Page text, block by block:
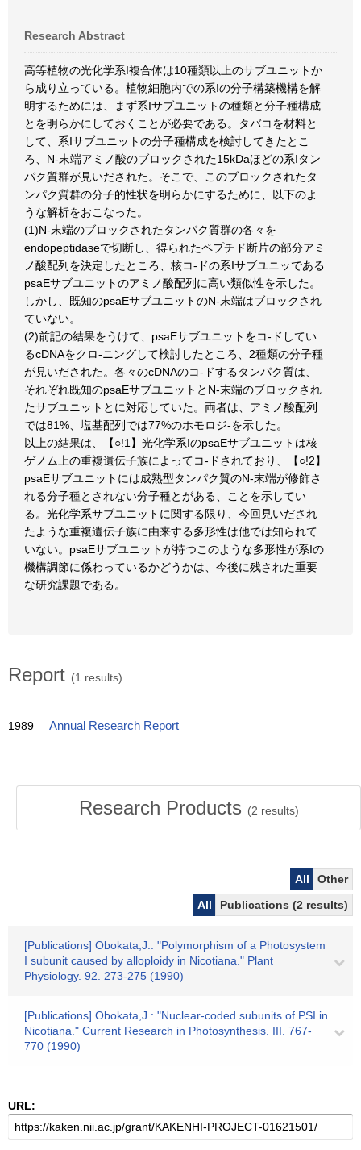
Research Abstract
高等植物の光化学系I複合体は10種類以上のサブユニットか
ら成り立っている。植物細胞内での系Iの分子構築機構を解
明するためには、まず系Iサブユニットの種類と分子種構成
とを明らかにしておくことが必要である。タバコを材料と
して、系Iサブユニットの分子種構成を検討してきたとこ
ろ、N-末端アミノ酸のブロックされた15kDaほどの系Iタン
パク質群が見いだされた。そこで、このブロックされたタ
ンパク質群の分子的性状を明らかにするために、以下のよ
うな解析をおこなった。
(1)N-末端のブロックされたタンパク質群の各々を
endopeptidaseで切断し、得られたペプチド断片の部分アミ
ノ酸配列を決定したところ、核コ-ドの系Iサブユニッである
psaEサブユニットのアミノ酸配列に高い類似性を示した。
しかし、既知のpsaEサブユニットのN-末端はブロックされ
ていない。
(2)前記の結果をうけて、psaEサブユニットをコ-ドしてい
るcDNAをクロ-ニングして検討したところ、2種類の分子種
が見いだされた。各々のcDNAのコ-ドするタンパク質は、
それぞれ既知のpsaEサブユニットとN-末端のブロックされ
たサブユニットとに対応していた。両者は、アミノ酸配列
では81%、塩基配列では77%のホモロジ-を示した。
以上の結果は、【○!1】光化学系IのpsaEサブユニットは核
ゲノム上の重複遺伝子族によってコ-ドされており、【○!2】
psaEサブユニットには成熟型タンパク質のN-末端が修飾さ
れる分子種とされない分子種とがある、ことを示してい
る。光化学系サブユニットに関する限り、今回見いだされ
たような重複遺伝子族に由来する多形性は他では知られて
いない。psaEサブユニットが持つこのような多形性が系Iの
機構調節に係わっているかどうかは、今後に残された重要
な研究課題である。
Report (1 results)
1989 Annual Research Report
Research Products (2 results)
All
Other
All
Publications (2 results)
[Publications] Obokata,J.: "Polymorphism of a Photosystem
I subunit caused by alloploidy in Nicotiana." Plant
Physiology. 92. 273-275 (1990)
[Publications] Obokata,J.: "Nuclear-coded subunits of PSI in
Nicotiana." Current Research in Photosynthesis. III. 767-
770 (1990)
URL: